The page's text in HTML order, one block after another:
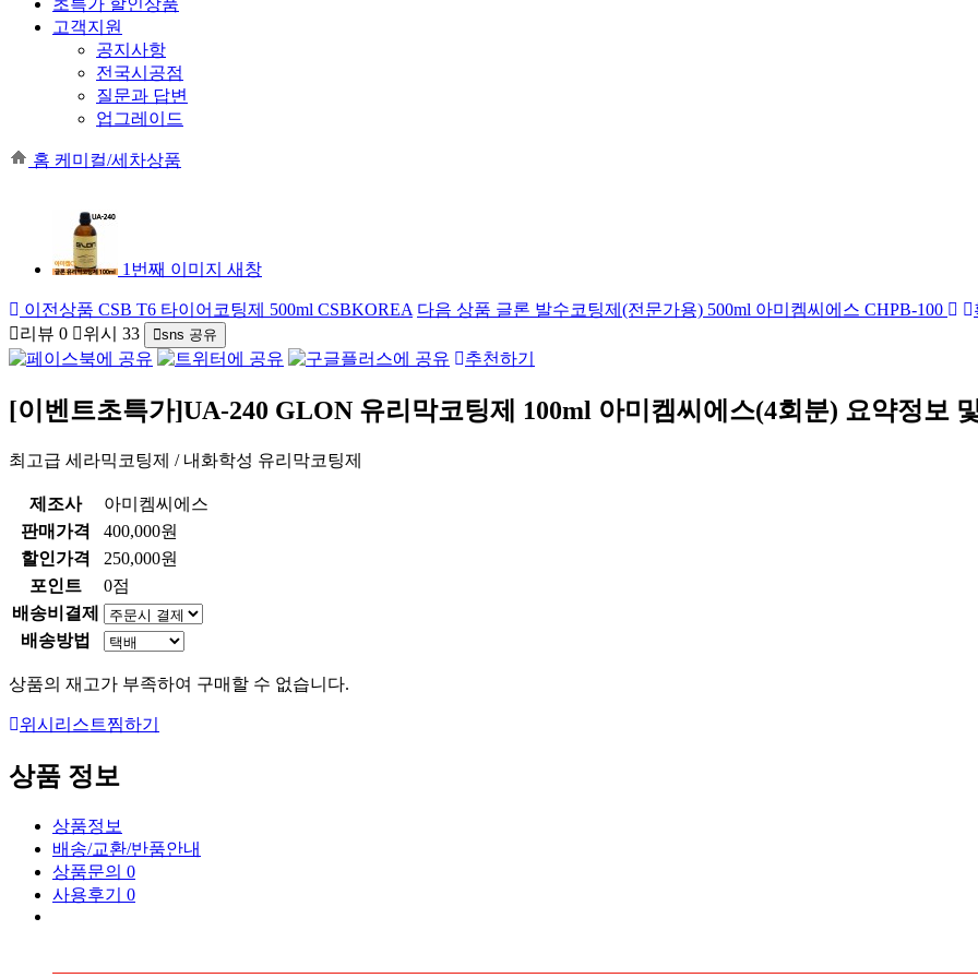
초특가 할인상품
고객지원
공지사항
전국시공점
질문과 답변
업그레이드
홈 케미컬/세차상품
1번째 이미지 새창
이전상품 CSB T6 타이어코팅제 500ml CSBKOREA 다음 상품 글론 발수코팅제(전문가용) 500ml 아미켐씨에스 CHPB-100
리뷰 0 위시 33 sns 공유
추천하기
[이벤트초특가]UA-240 GLON 유리막코팅제 100ml 아미켐씨에스(4회분) 요약정보
최고급 세라믹코팅제 / 내화학성 유리막코팅제
제조사
아미켐씨에스
판매가격
400,000원
할인가격
250,000원
포인트
0점
배송비결제
배송방법
상품의 재고가 부족하여 구매할 수 없습니다.
위시리스트찜하기
상품 정보
상품정보
배송/교환/반품안내
상품문의 0
사용후기 0